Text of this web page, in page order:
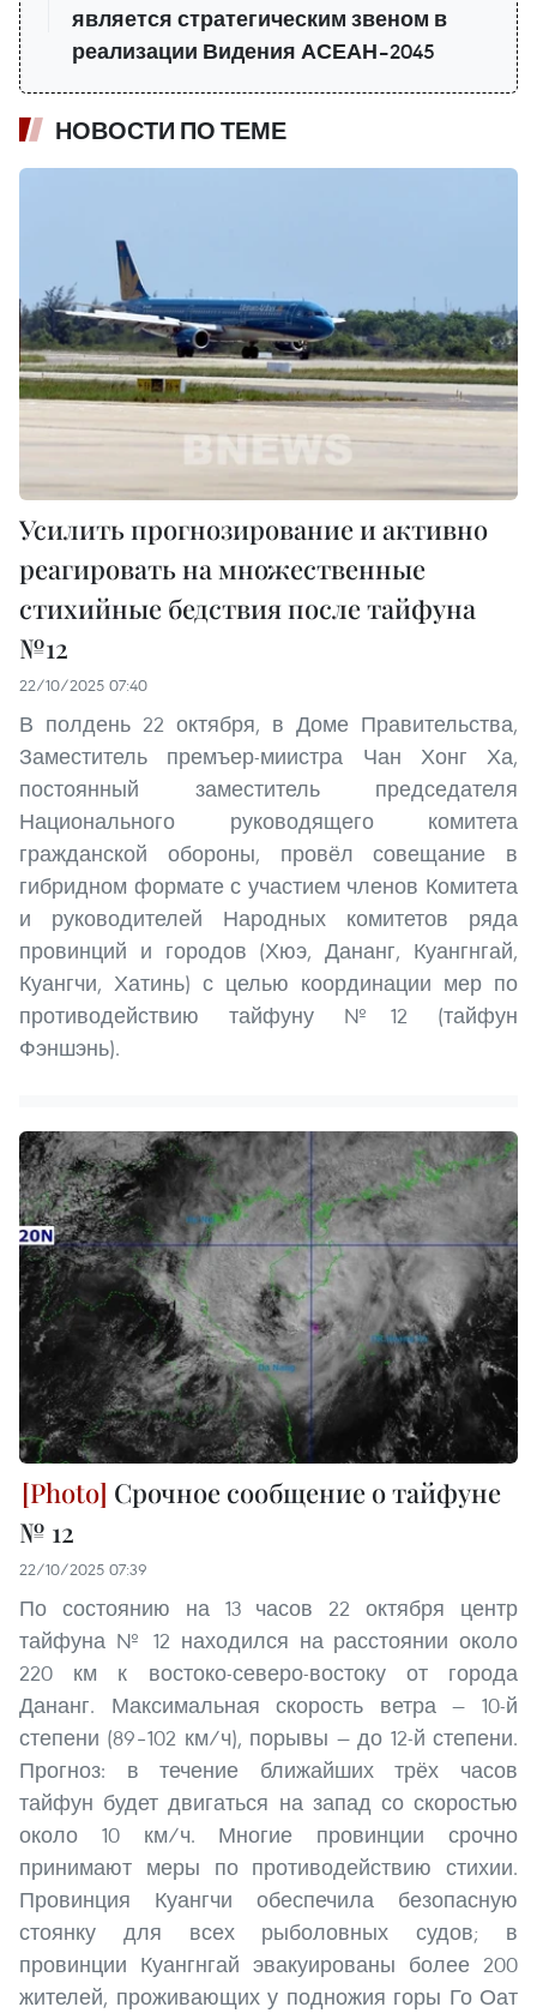
является стратегическим звеном в
реализации Видения АСЕАН–2045
НОВОСТИ ПО ТЕМЕ
Усилить прогнозирование и активно
реагировать на множественные
стихийные бедствия после тайфуна
№12
22/10/2025 07:40
В полдень 22 октября, в Доме Правительства,
Заместитель премъер-миистра Чан Хонг Ха,
постоянный заместитель председателя
Национального руководящего комитета
гражданской обороны, провёл совещание в
гибридном формате с участием членов Комитета
и руководителей Народных комитетов ряда
провинций и городов (Хюэ, Дананг, Куангнгай,
Куангчи, Хатинь) с целью координации мер по
противодействию тайфуну №12 (тайфун
Фэншэнь).
Срочное сообщение о тайфуне
№ 12
22/10/2025 07:39
По состоянию на 13 часов 22 октября центр
тайфуна № 12 находился на расстоянии около
220 км к востоко-северо-востоку от города
Дананг. Максимальная скорость ветра — 10-й
степени (89–102 км/ч), порывы — до 12-й степени.
Прогноз: в течение ближайших трёх часов
тайфун будет двигаться на запад со скоростью
около 10 км/ч. Многие провинции срочно
принимают меры по противодействию стихии.
Провинция Куангчи обеспечила безопасную
стоянку для всех рыболовных судов; в
провинции Куангнгай эвакуированы более 200
жителей, проживающих у подножия горы Го Оат